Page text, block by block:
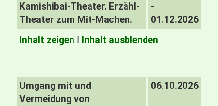
Kamishibai-Theater. Erzähl-
Theater zum Mit-Machen.
-
01.12.2026
Inhalt zeigen I Inhalt ausblenden
Umgang mit und
Vermeidung von
06.10.2026